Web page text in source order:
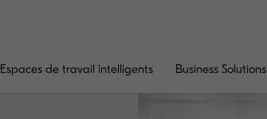
Espaces de travail intelligents Business Solutions